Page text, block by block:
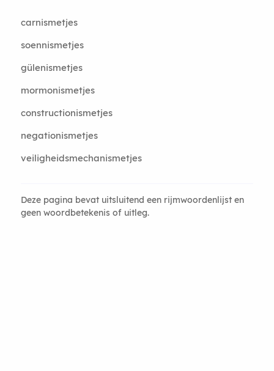
carnismetjes
soennismetjes
gülenismetjes
mormonismetjes
constructionismetjes
negationismetjes
veiligheidsmechanismetjes
Deze pagina bevat uitsluitend een rijmwoordenlijst en
geen woordbetekenis of uitleg.